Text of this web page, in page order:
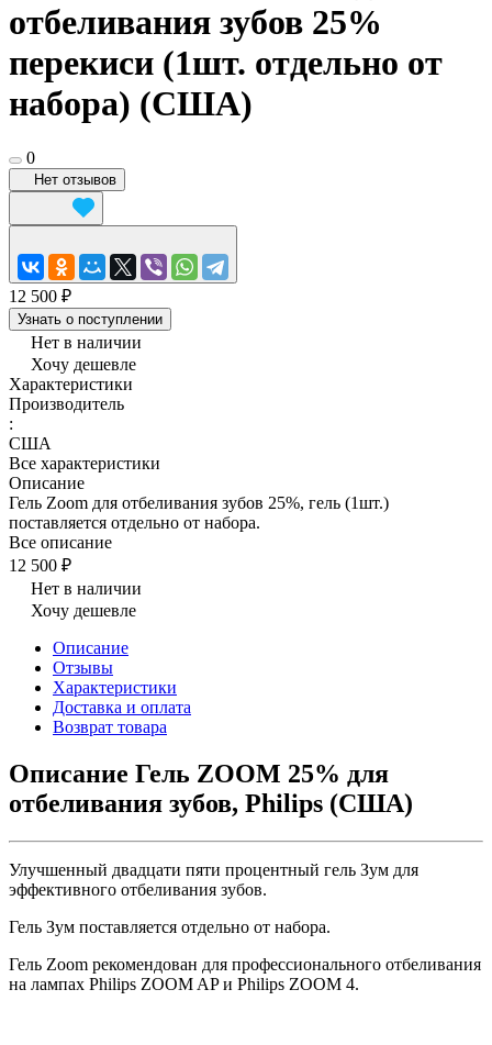
отбеливания зубов 25%
перекиси (1шт. отдельно от
набора) (США)
0
Нет отзывов
12 500 ₽
Узнать о поступлении
Нет в наличии
Хочу дешевле
Характеристики
Производитель
:
США
Все характеристики
Описание
Гель Zoom для отбеливания зубов 25%, гель (1шт.)
поставляется отдельно от набора.
Все описание
12 500 ₽
Нет в наличии
Хочу дешевле
Описание
Отзывы
Характеристики
Доставка и оплата
Возврат товара
Описание Гель ZOOM 25% для
отбеливания зубов, Philips (США)
Улучшенный двадцати пяти процентный гель Зум для
эффективного отбеливания зубов.
Гель Зум поставляется отдельно от набора.
Гель Zoom рекомендован для профессионального отбеливания
на лампах Philips ZOOM AP и Philips ZOOM 4.